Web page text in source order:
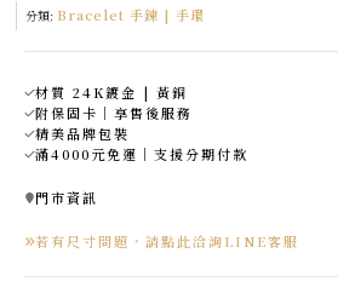
in
數
分類: Bracelet 手鍊 | 手環
材質 24K鍍金 | 黃銅
附保固卡｜享售後服務
精美品牌包裝
滿4000元免運｜支援分期付款
門市資訊
若有尺寸問題，請點此洽詢LINE客服